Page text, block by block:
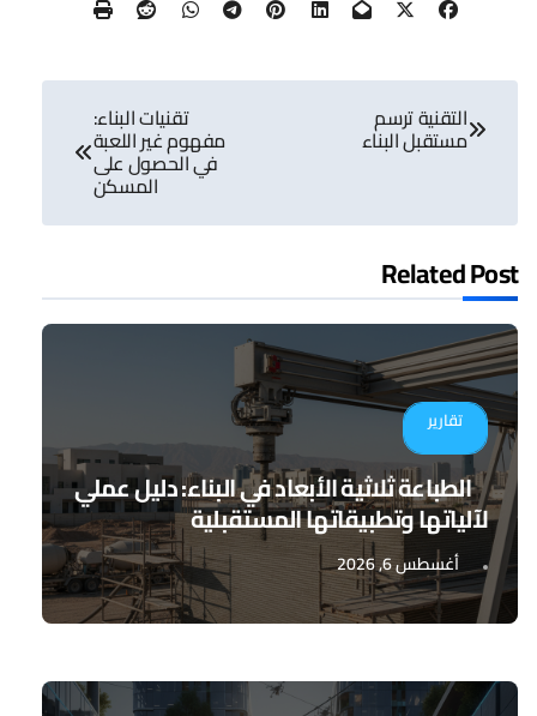
تصفّح
المقالات
التقنية ترسم
مستقبل البناء
تقنيات البناء:
مفهوم غير اللعبة
في الحصول على
المسكن
Related Post
تقارير
الطباعة ثلاثية الأبعاد في البناء: دليل عملي
لآلياتها وتطبيقاتها المستقبلية
أغسطس 6, 2026